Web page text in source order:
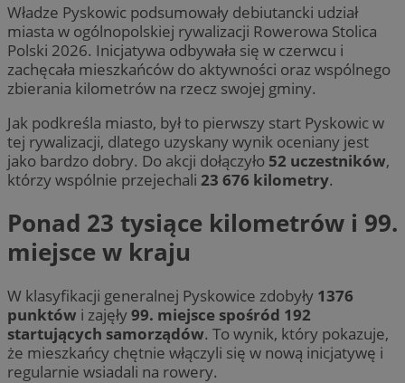
Władze Pyskowic podsumowały debiutancki udział
miasta w ogólnopolskiej rywalizacji Rowerowa Stolica
Polski 2026. Inicjatywa odbywała się w czerwcu i
zachęcała mieszkańców do aktywności oraz wspólnego
zbierania kilometrów na rzecz swojej gminy.
Jak podkreśla miasto, był to pierwszy start Pyskowic w
tej rywalizacji, dlatego uzyskany wynik oceniany jest
jako bardzo dobry. Do akcji dołączyło 52 uczestników,
którzy wspólnie przejechali 23 676 kilometry.
Ponad 23 tysiące kilometrów i 99.
miejsce w kraju
W klasyfikacji generalnej Pyskowice zdobyły 1376
punktów i zajęły99. miejsce spośród 192
startujących samorządów. To wynik, który pokazuje,
że mieszkańcy chętnie włączyli się w nową inicjatywę i
regularnie wsiadali na rowery.